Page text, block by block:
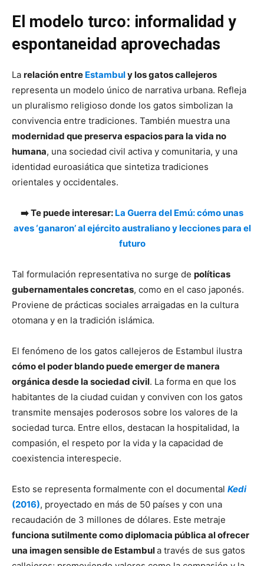
El modelo turco: informalidad y
espontaneidad aprovechadas
La relación entre Estambuly los gatos callejeros
representa un modelo único de narrativa urbana. Refleja
un pluralismo religioso donde los gatos simbolizan la
convivencia entre tradiciones. También muestra una
modernidad que preserva espacios para la vida no
humana, una sociedad civil activa y comunitaria, y una
identidad euroasiática que sintetiza tradiciones
orientales y occidentales.
➡️ Te puede interesar: La Guerra del Emú: cómo unas
aves ‘ganaron’ al ejército australiano y lecciones para el
futuro
Tal formulación representativa no surge de políticas
gubernamentales concretas, como en el caso japonés.
Proviene de prácticas sociales arraigadas en la cultura
otomana y en la tradición islámica.
El fenómeno de los gatos callejeros de Estambul ilustra
cómo el poder blando puede emerger de manera
orgánica desde la sociedad civil. La forma en que los
habitantes de la ciudad cuidan y conviven con los gatos
transmite mensajes poderosos sobre los valores de la
sociedad turca. Entre ellos, destacan la hospitalidad, la
compasión, el respeto por la vida y la capacidad de
coexistencia interespecie.
Esto se representa formalmente con el documental Kedi
(2016), proyectado en más de 50 países y con una
recaudación de 3 millones de dólares. Este metraje
funciona sutilmente como diplomacia pública al ofrecer
una imagen sensible de Estambula través de sus gatos